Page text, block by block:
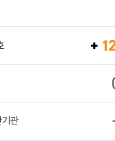
기관